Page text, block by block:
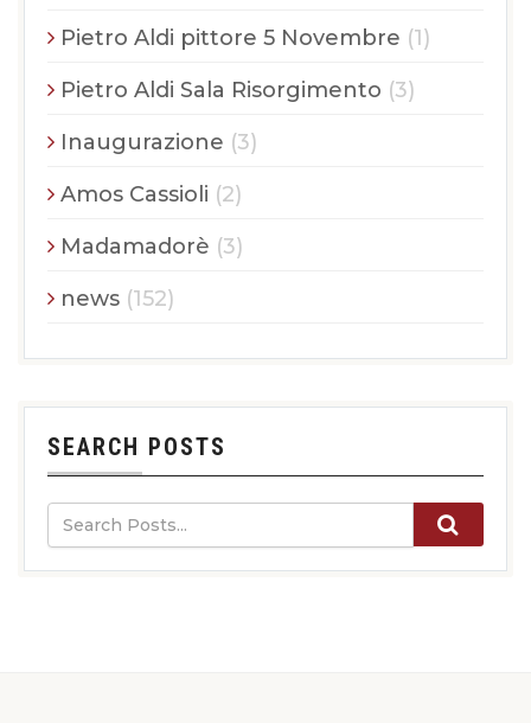
Pietro Aldi pittore 5 Novembre (1)
Pietro Aldi Sala Risorgimento (3)
Inaugurazione (3)
Amos Cassioli (2)
Madamadorè (3)
news (152)
SEARCH POSTS